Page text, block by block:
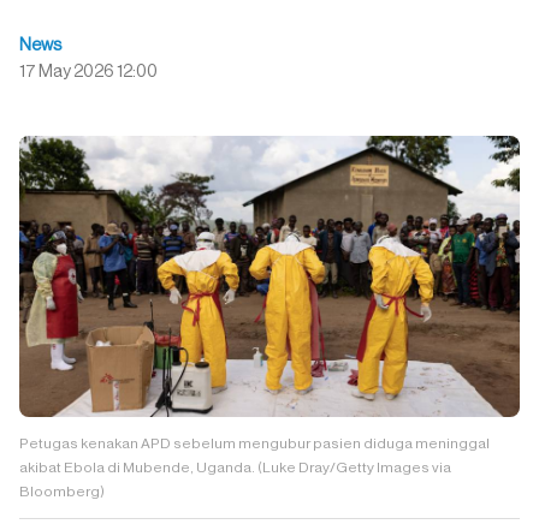
News
17 May 2026 12:00
Petugas kenakan APD sebelum mengubur pasien diduga meninggal
akibat Ebola di Mubende, Uganda. (Luke Dray/Getty Images via
Bloomberg)